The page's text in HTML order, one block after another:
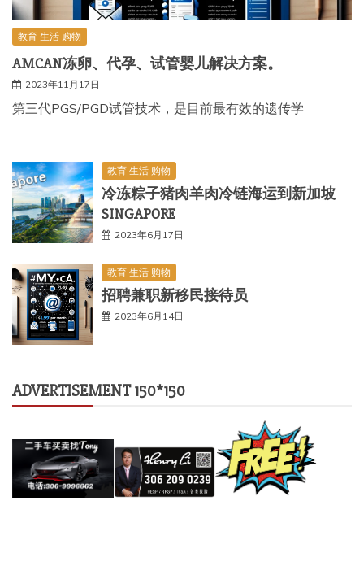
教育 生活 购物
AMCAN冻卵、代孕、试管婴儿解决方案。
2023年11月17日
第三代PGS/PGD试管技术，是目前最有效的遗传学
教育 生活 购物
冷冻粽子猪肉羊肉冷链海运到新加坡
SINGAPORE
2023年6月17日
教育 生活 购物
招聘兼职新移民接待员
2023年6月14日
ADVERTISEMENT 150*150